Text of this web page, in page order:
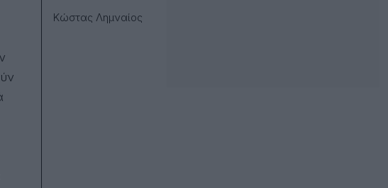
Κώστας Λημναίος